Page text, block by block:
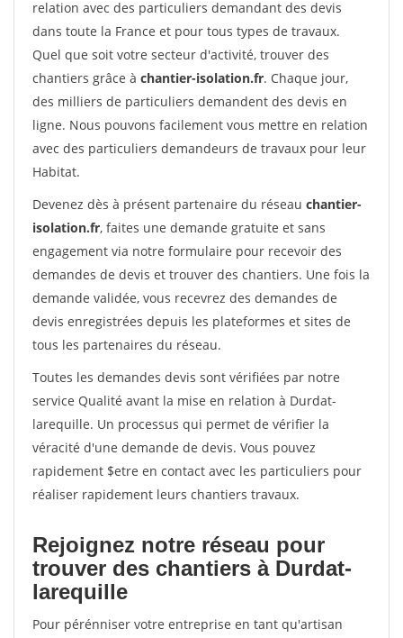
relation avec des particuliers demandant des devis
dans toute la France et pour tous types de travaux.
Quel que soit votre secteur d'activité, trouver des
chantiers grâce à chantier-isolation.fr. Chaque jour,
des milliers de particuliers demandent des devis en
ligne. Nous pouvons facilement vous mettre en relation
avec des particuliers demandeurs de travaux pour leur
Habitat.
Devenez dès à présent partenaire du réseau chantier-
isolation.fr, faites une demande gratuite et sans
engagement via notre formulaire pour recevoir des
demandes de devis et trouver des chantiers. Une fois la
demande validée, vous recevrez des demandes de
devis enregistrées depuis les plateformes et sites de
tous les partenaires du réseau.
Toutes les demandes devis sont vérifiées par notre
service Qualité avant la mise en relation à Durdat-
larequille. Un processus qui permet de vérifier la
véracité d'une demande de devis. Vous pouvez
rapidement $etre en contact avec les particuliers pour
réaliser rapidement leurs chantiers travaux.
Rejoignez notre réseau pour
trouver des chantiers à Durdat-
larequille
Pour pérénniser votre entreprise en tant qu'artisan